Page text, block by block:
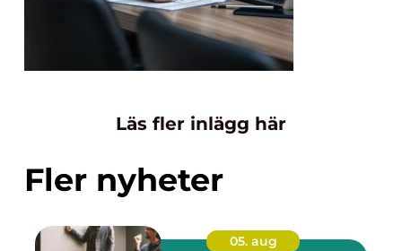
Läs fler inlägg här
Fler nyheter
05. aug